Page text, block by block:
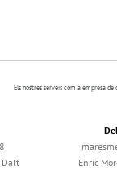
Els nostres serveis com a empresa
Dalt
Enric